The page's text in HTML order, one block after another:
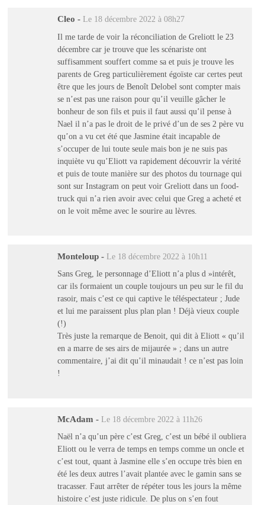
Cleo - Le 18 décembre 2022 à 08h27
Il me tarde de voir la réconciliation de Greliott le 23
décembre car je trouve que les scénariste ont
suffisamment souffert comme sa et puis je trouve les
parents de Greg particulièrement égoïste car certes peut
être que les jours de Benoît Delobel sont compter mais
se n’est pas une raison pour qu’il veuille gâcher le
bonheur de son fils et puis il faut aussi qu’il pense à
Nael il n’a pas le droit de le privé d’un de ses 2 père vu
qu’on a vu cet été que Jasmine était incapable de
s’occuper de lui toute seule mais bon je ne suis pas
inquiète vu qu’Eliott va rapidement découvrir la vérité
et puis de toute manière sur des photos du tournage qui
sont sur Instagram on peut voir Greliott dans un food-
truck qui n’a rien avoir avec celui que Greg a acheté et
on le voit même avec le sourire au lèvres.
Monteloup - Le 18 décembre 2022 à 10h11
Sans Greg, le personnage d’Eliott n’a plus d »intérêt,
car ils formaient un couple toujours un peu sur le fil du
rasoir, mais c’est ce qui captive le téléspectateur ; Jude
et lui me paraissent plus plan plan ! Déjà vieux couple
(!)
Très juste la remarque de Benoit, qui dit à Eliott « qu’il
en a marre de ses airs de mijaurée » ; dans un autre
commentaire, j’ai dit qu’il minaudait ! ce n’est pas loin
!
McAdam - Le 18 décembre 2022 à 11h26
Naël n’a qu’un père c’est Greg, c’est un bébé il oubliera
Eliott ou le verra de temps en temps comme un oncle et
c’est tout, quant à Jasmine elle s’en occupe très bien en
été les deux autres l’avait plantée avec le gamin sans se
tracasser. Faut arrêter de répéter tous les jours la même
histoire c’est juste ridicule. De plus on s’en fout